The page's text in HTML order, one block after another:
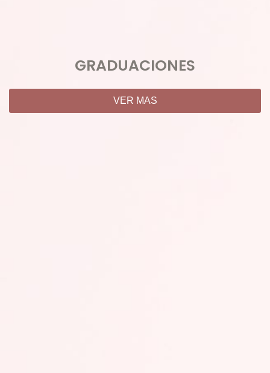
GRADUACIONES
VER MAS